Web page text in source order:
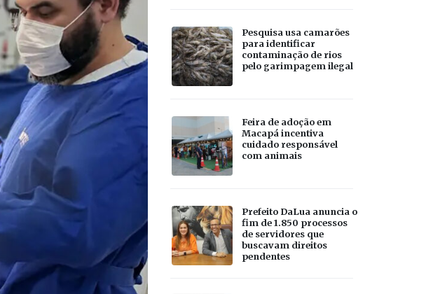
Pesquisa usa camarões
para identificar
contaminação de rios
pelo garimpagem ilegal
Feira de adoção em
Macapá incentiva
cuidado responsável
com animais
Prefeito DaLua anuncia o
fim de 1.850 processos
de servidores que
buscavam direitos
pendentes